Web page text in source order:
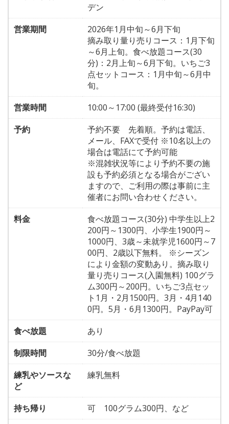
デン
営業期間
2026年1月中旬～6月下旬
摘み取り量り売りコース：1月下旬
～6月上旬。食べ放題コース(30
分)：2月上旬～6月下旬。いちご3
点セットコース：1月中旬～6月中
旬。
営業時間
10:00～17:00 (最終受付16:30)
予約
予約不要 先着順。予約は電話、
メール、FAXで受付 ※10名以上の
場合は電話にて予約可能
※混雑状況等により予約不要の施
設も予約必須となる場合がござい
ますので、ご利用の際は事前に主
催者にお問い合わせください。
料金
食べ放題コース(30分) 中学生以上2
200円～1300円、小学生1900円～
1000円、3歳～未就学児1600円～7
00円、2歳以下無料。 ※シーズン
により金額の変動あり。摘み取り
量り売りコース(入園無料) 100グラ
ム300円～200円。いちご3点セッ
ト1月・2月1500円。3月・4月140
0円。5月・6月1300円。PayPay可
食べ放題
あり
制限時間
30分/食べ放題
練乳やソースな
ど
練乳無料
持ち帰り
可 100グラム300円、など